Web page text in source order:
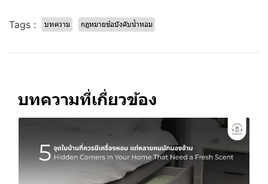
Tags : บทความ กฎหมายข้อบังคับน้ำหอม
บทความที่เกี่ยวข้อง